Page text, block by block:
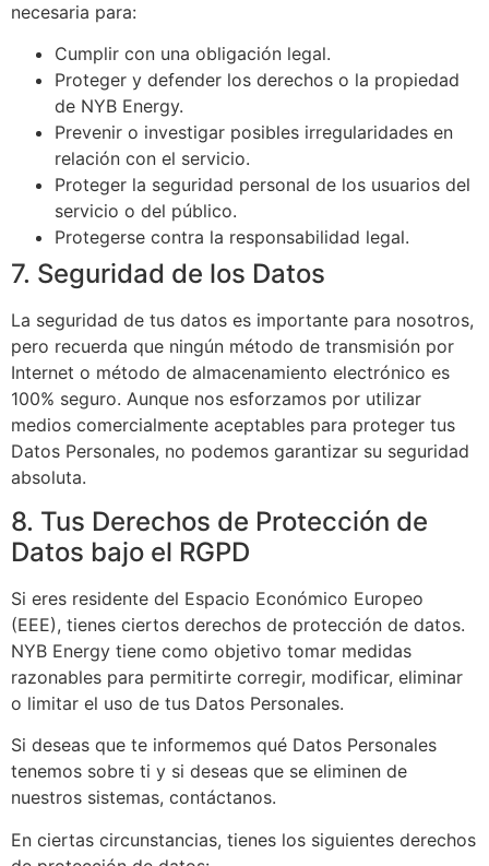
necesaria para:
Cumplir con una obligación legal.
Proteger y defender los derechos o la propiedad
de NYB Energy.
Prevenir o investigar posibles irregularidades en
relación con el servicio.
Proteger la seguridad personal de los usuarios del
servicio o del público.
Protegerse contra la responsabilidad legal.
7. Seguridad de los Datos
La seguridad de tus datos es importante para nosotros,
pero recuerda que ningún método de transmisión por
Internet o método de almacenamiento electrónico es
100% seguro. Aunque nos esforzamos por utilizar
medios comercialmente aceptables para proteger tus
Datos Personales, no podemos garantizar su seguridad
absoluta.
8. Tus Derechos de Protección de
Datos bajo el RGPD
Si eres residente del Espacio Económico Europeo
(EEE), tienes ciertos derechos de protección de datos.
NYB Energy tiene como objetivo tomar medidas
razonables para permitirte corregir, modificar, eliminar
o limitar el uso de tus Datos Personales.
Si deseas que te informemos qué Datos Personales
tenemos sobre ti y si deseas que se eliminen de
nuestros sistemas, contáctanos.
En ciertas circunstancias, tienes los siguientes derechos